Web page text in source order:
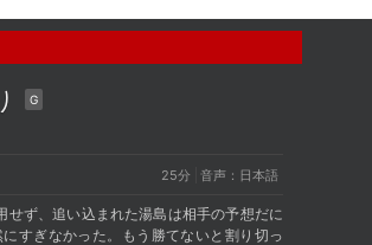
電子書籍
楽天ミュージック
動画配信ガイド
Rakuten PLAY
G
25分 音声：日本語
ず、追い込まれた湯島は相手の予想だに
すぎなかった。もう勝てないと割り切っ